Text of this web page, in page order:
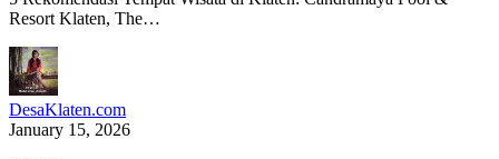
Resort Klaten, The…
DesaKlaten.com
January 15, 2026